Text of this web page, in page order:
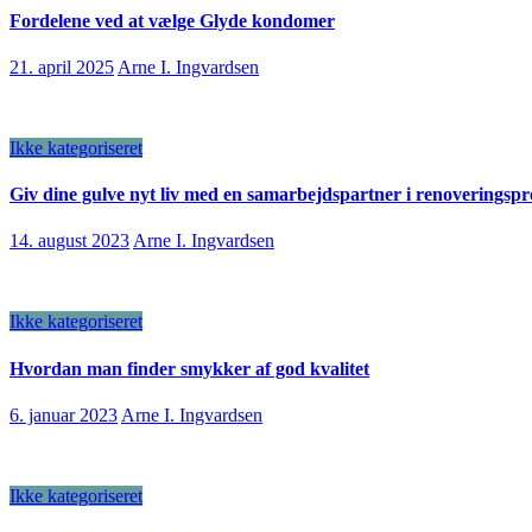
Fordelene ved at vælge Glyde kondomer
21. april 2025 Arne I. Ingvardsen
Ikke kategoriseret
Giv dine gulve nyt liv med en samarbejdspartner i
14. august 2023 Arne I. Ingvardsen
Ikke kategoriseret
Hvordan man finder smykker af god kvalitet
6. januar 2023 Arne I. Ingvardsen
Ikke kategoriseret